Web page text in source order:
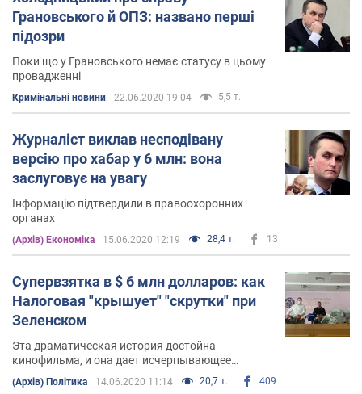
Грановського й ОПЗ: названо перші
підозри
Поки що у Грановського немає статусу в цьому
провадженні
Кримінальні новини 22.06.2020 19:04 5,5 т.
Журналіст виклав несподівану
версію про хабар у 6 млн: вона
заслуговує на увагу
Інформацію підтвердили в правоохоронних
органах
(Архів) Економіка 15.06.2020 12:19 28,4 т. 13
Супервзятка в $ 6 млн долларов: как
Налоговая "крышует" "скрутки" при
Зеленском
Эта драматическая история достойна
кинофильма, и она дает исчерпывающее
представление о ситуации в нашем государстве
(Архів) Політика 14.06.2020 11:14 20,7 т. 409